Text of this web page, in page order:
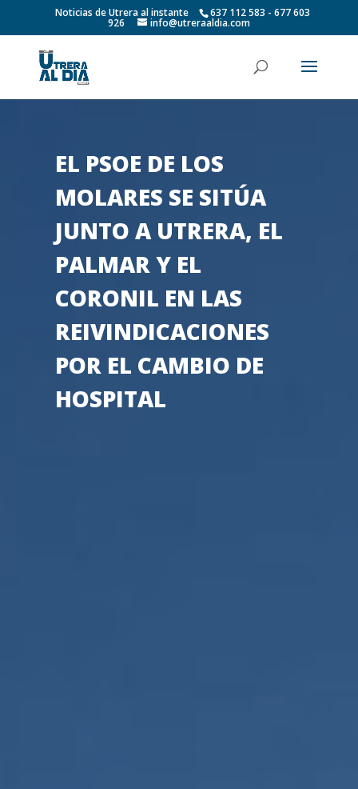
Noticias de Utrera al instante 637 112 583 - 677 603
926 info@utreraaldia.com
EL PSOE DE LOS
MOLARES SE SITÚA
JUNTO A UTRERA, EL
PALMAR Y EL
CORONIL EN LAS
REIVINDICACIONES
POR EL CAMBIO DE
HOSPITAL